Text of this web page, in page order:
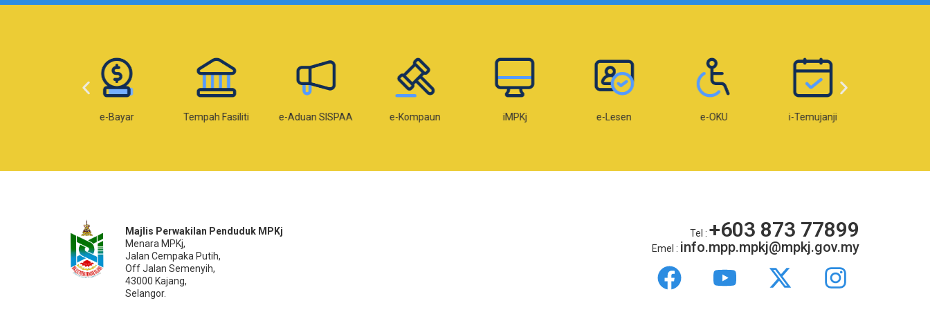
e-Bayar Tempah Fasiliti e-Aduan SISPAA e-Kompaun iMPKj e-Lesen e-OKU i-Temujanji
Majlis Perwakilan Penduduk MPKj
Menara MPKj,
Jalan Cempaka Putih,
Off Jalan Semenyih,
43000 Kajang,
Selangor.
Tel : +603 873 77899
Emel : info.mpp.mpkj@mpkj.gov.my